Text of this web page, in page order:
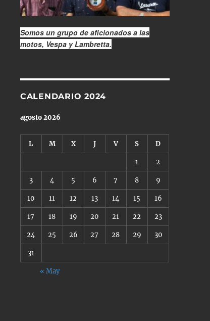
Somos un grupo de aficionados a las
motos, Vespa y Lambretta.
CALENDARIO 2024
agosto 2026
L M X J V S D
1 2
3 4 5 6 7 8 9
10 11 12 13 14 15 16
17 18 19 20 21 22 23
24 25 26 27 28 29 30
31
« May